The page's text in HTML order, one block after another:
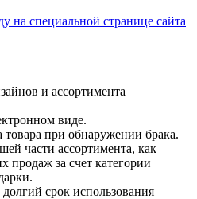
на специальной странице сайта
и ассортимента
виде.
товара при обнаружении брака.
части ассортимента, как
продаж за счет категории
срок использования